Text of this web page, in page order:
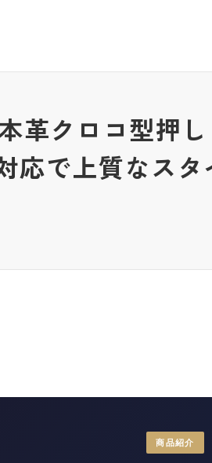
革クロコ型押
応で上質なスタ
商品紹介